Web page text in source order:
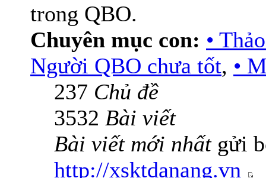
trong QBO.
Chuyên mục con: •
Người QBO chưa tốt, •
237 Chủ đề
3532 Bài viết
Bài viết mới nhấtgửi
http://xsktdanang.vn